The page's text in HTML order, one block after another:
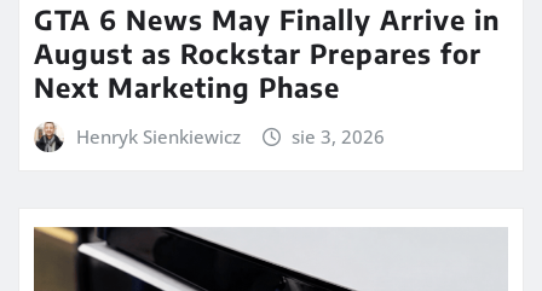
GTA 6 News May Finally Arrive in
August as Rockstar Prepares for
Next Marketing Phase
Henryk Sienkiewicz sie 3, 2026